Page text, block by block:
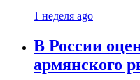
1 неделя ago
В России
армянского